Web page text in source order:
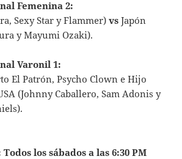
Femenina 2:
Sexy Star y Flammer)vs Japón
y Mayumi Ozaki).
Varonil 1:
El Patrón, Psycho Clown e Hijo
(Johnny Caballero, Sam Adonis y
los sábados a las 6:30 PM